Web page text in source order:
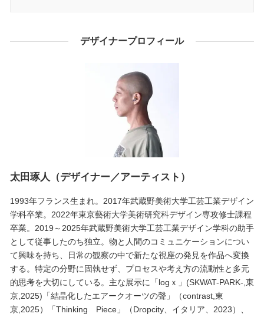
デザイナープロフィール
太田琢人（デザイナー／アーティスト）
1993年フランス生まれ。2017年武蔵野美術大学工芸工業デザイン
学科卒業。2022年東京藝術大学美術研究科デザイン専攻修士課程
卒業。2019～2025年武蔵野美術大学工芸工業デザイン学科の助手
として従事したのち独立。物と人間のコミュニケーションについ
て興味を持ち、日常の観察の中で新たな視座の発見を作品へ変換
する。特定の分野に固執せず、プロセスや考え方の流動性と多元
的思考を大切にしている。主な展示に「logｘ」(SKWAT-PARK-,東
京,2025)「結晶化したエアークオーツの聲」（contrast,東
京,2025）「Thinking Piece」（Dropcity、イタリア、2023）、